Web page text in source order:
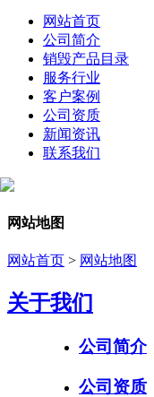
网站首页
公司简介
销毁产品目录
服务行业
客户案例
公司资质
新闻资讯
联系我们
网站地图
网站首页 > 网站地图
关于我们
公司简介
公司资质